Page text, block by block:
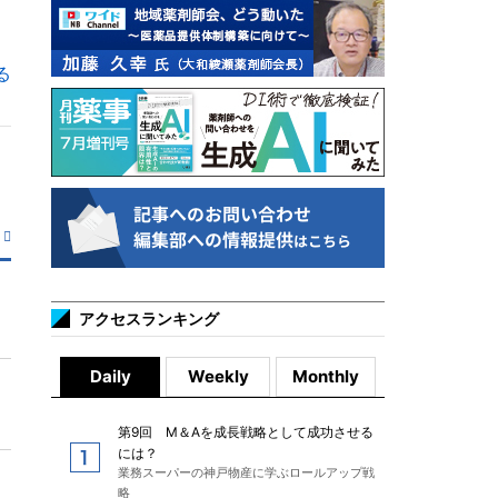
アクセスランキング
Daily Weekly Monthly
第9回 M＆Aを成長戦略として成功させる
には？
業務スーパーの神戸物産に学ぶロールアップ戦
略